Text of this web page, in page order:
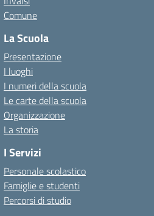
Comune
La Scuola
Presentazione
I luoghi
I numeri della scuola
Le carte della scuola
Organizzazione
La storia
I Servizi
Personale scolastico
Famiglie e studenti
Percorsi di studio